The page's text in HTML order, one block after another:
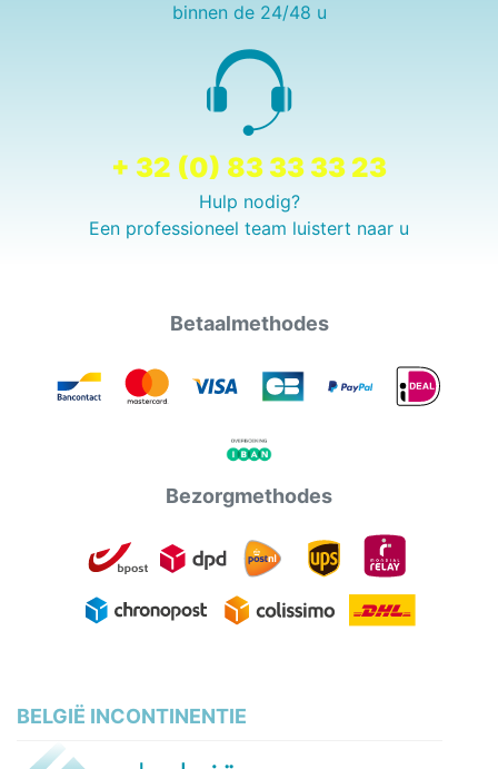
binnen de 24/48 u
+ 32 (0) 83 33 33 23
Hulp nodig?
Een professioneel team luistert naar u
Betaalmethodes
Bezorgmethodes
BELGIË INCONTINENTIE